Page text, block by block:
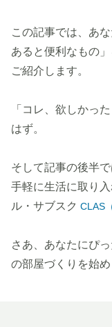
この記事では、あ
あると便利なもの
ご紹介します。
「コレ、欲しかっ
はず。
そして記事の後半
手軽に生活に取り
ル・サブスク CLAS
さあ、あなたにぴ
の部屋づくりを始め